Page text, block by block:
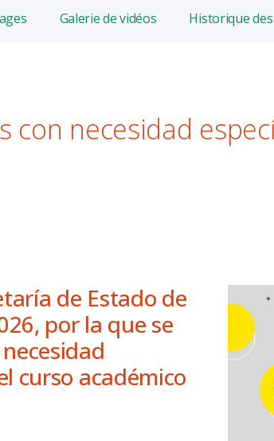
Galerie de vidéos Historique
con necesidad
de Estado de
por la que se
curso académico